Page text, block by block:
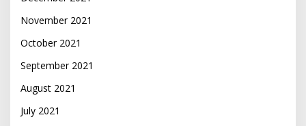
November 2021
October 2021
September 2021
August 2021
July 2021